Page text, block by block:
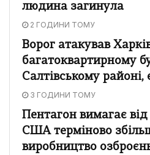
людина загинула
2 ГОДИНИ ТОМУ
Ворог атакував
багатоквартирному
Салтівському районі,
3 ГОДИНИ ТОМУ
Пентагон вимагає
США терміново
виробництво